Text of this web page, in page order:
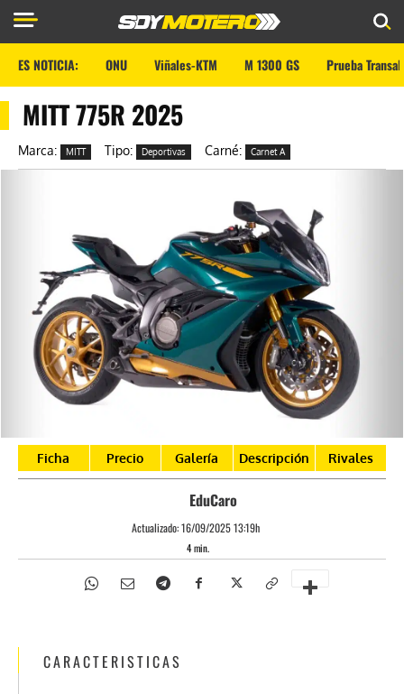
ES NOTICIA: ONU Viñales-KTM M 1300 GS Prueba
MITT 775R 2025
Marca: MITT Tipo: Deportivas Carné: Carnet A
Ficha Precio Galería Descripción Rivales
EduCaro
Actualizado:16/09/2025 13:19h
4min.
CARACTERISTICAS